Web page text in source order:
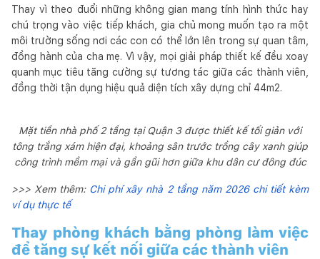
Thay vì theo đuổi những không gian mang tính hình thức hay
chú trọng vào việc tiếp khách, gia chủ mong muốn tạo ra một
môi trường sống nơi các con có thể lớn lên trong sự quan tâm,
đồng hành của cha mẹ. Vì vậy, mọi giải pháp thiết kế đều xoay
quanh mục tiêu tăng cường sự tương tác giữa các thành viên,
đồng thời tận dụng hiệu quả diện tích xây dựng chỉ 44m2.
Mặt tiền nhà phố 2 tầng tại Quận 3 được thiết kế tối giản với
tông trắng xám hiện đại, khoảng sân trước trồng cây xanh giúp
công trình mềm mại và gần gũi hơn giữa khu dân cư đông đúc
>>> Xem thêm: Chi phí xây nhà 2 tầng năm 2026 chi tiết kèm
ví dụ thực tế
Thay phòng khách bằng phòng làm việc
để tăng sự kết nối giữa các thành viên